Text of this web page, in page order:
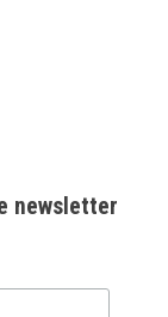
newsletter